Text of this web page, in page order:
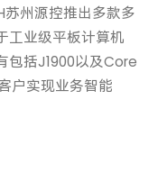
苏州源控推出多款多
工业级平板计算机
包括J1900以及Core
户实现业务智能